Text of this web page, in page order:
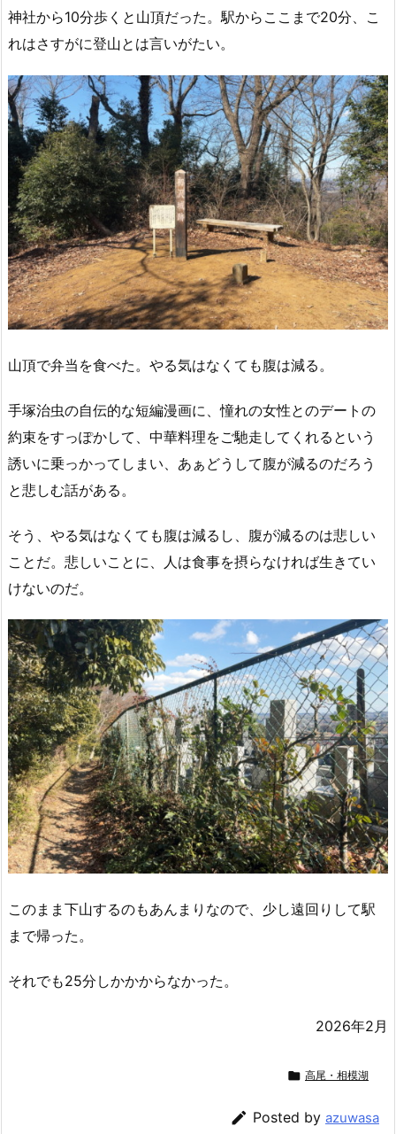
神社から10分歩くと山頂だった。駅からここまで20分、こ
れはさすがに登山とは言いがたい。
山頂で弁当を食べた。やる気はなくても腹は減る。
手塚治虫の自伝的な短編漫画に、憧れの女性とのデートの
約束をすっぽかして、中華料理をご馳走してくれるという
誘いに乗っかってしまい、あぁどうして腹が減るのだろう
と悲しむ話がある。
そう、やる気はなくても腹は減るし、腹が減るのは悲しい
ことだ。悲しいことに、人は食事を摂らなければ生きてい
けないのだ。
このまま下山するのもあんまりなので、少し遠回りして駅
まで帰った。
それでも25分しかかからなかった。
2026年2月
 高尾・相模湖
 Posted by azuwasa